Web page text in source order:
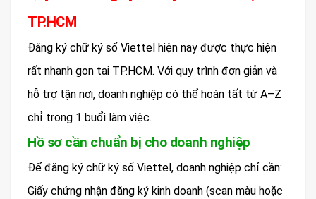
TP.HCM
Đăng ký chữ ký số Viettel hiện nay được thực hiện
rất nhanh gọn tại TP.HCM. Với quy trình đơn giản và
hỗ trợ tận nơi, doanh nghiệp có thể hoàn tất từ A–Z
chỉ trong 1 buổi làm việc.
Hồ sơ cần chuẩn bị cho doanh nghiệp
Để đăng ký chữ ký số Viettel, doanh nghiệp chỉ cần:
Giấy chứng nhận đăng ký kinh doanh (scan màu hoặc